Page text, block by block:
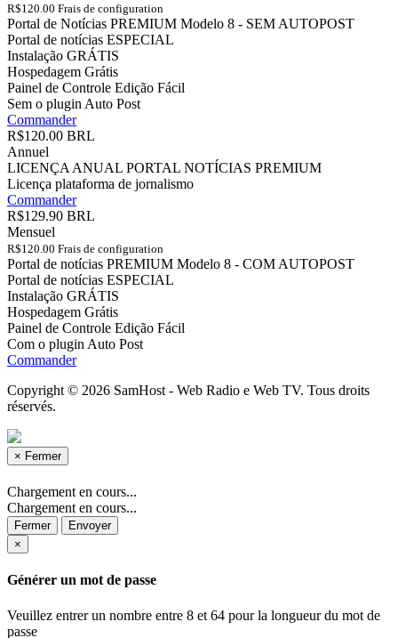
R$120.00 Frais de configuration
Portal de Notícias PREMIUM Modelo 8 - SEM AUTOPOST
Portal de notícias ESPECIAL
Instalação GRÁTIS
Hospedagem Grátis
Painel de Controle Edição Fácil
Sem o plugin Auto Post
Commander
R$120.00 BRL
Annuel
LICENÇA ANUAL PORTAL NOTÍCIAS PREMIUM
Licença plataforma de jornalismo
Commander
R$129.90 BRL
Mensuel
R$120.00 Frais de configuration
Portal de notícias PREMIUM Modelo 8 - COM AUTOPOST
Portal de notícias ESPECIAL
Instalação GRÁTIS
Hospedagem Grátis
Painel de Controle Edição Fácil
Com o plugin Auto Post
Commander
Copyright © 2026 SamHost - Web Radio e Web TV. Tous droits
réservés.
× Fermer
Chargement en cours...
Chargement en cours...
Fermer
Envoyer
×
Générer un mot de passe
Veuillez entrer un nombre entre 8 et 64 pour la longueur du mot de
passe